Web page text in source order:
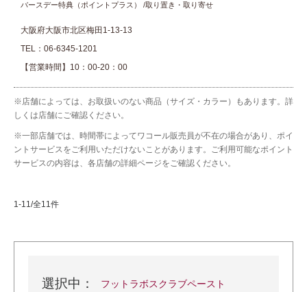
バースデー特典（ポイントプラス）
取り置き・取り寄せ
大阪府大阪市北区梅田1-13-13
TEL： 06-6345-1201
【営業時間】10：00-20：00
※店舗によっては、お取扱いのない商品（サイズ・カラー）もあります。詳
しくは店舗にご確認ください。
※一部店舗では、時間帯によってワコール販売員が不在の場合があり、ポイ
ントサービスをご利用いただけないことがあります。ご利用可能なポイント
サービスの内容は、各店舗の詳細ページをご確認ください。
1-11/全11件
選択中： フットラボスクラブペースト